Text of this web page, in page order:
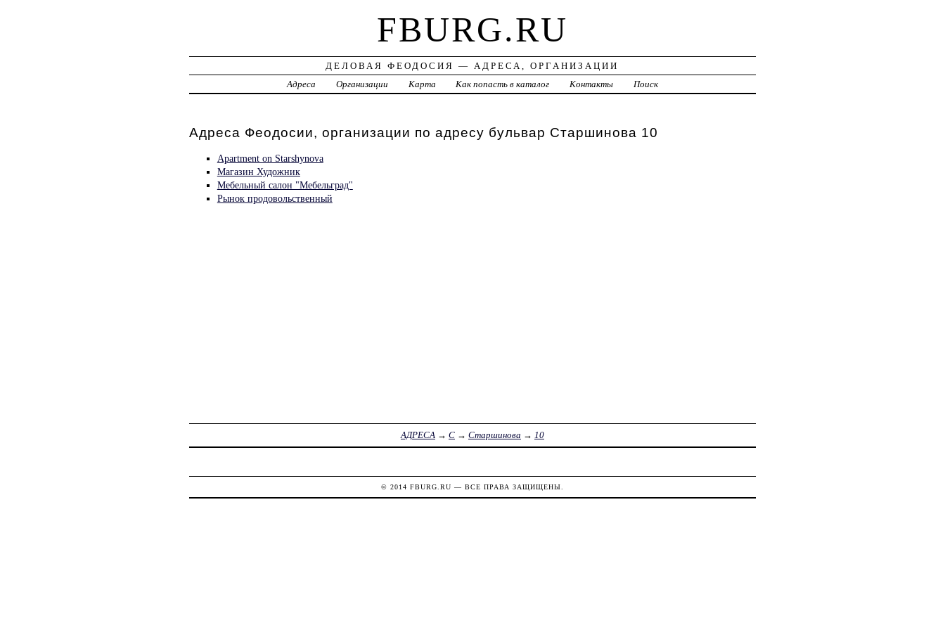
FBURG.RU
ДЕЛОВАЯ ФЕОДОСИЯ — АДРЕСА, ОРГАНИЗАЦИИ
Адреса
Организации Карта Как попасть в каталог Контакты Поиск
Адреса Феодосии, организации по адресу бульвар Старшинова 10
Apartment on Starshynova
Магазин Художник
Мебельный салон "Мебельград"
Рынок продовольственный
АДРЕСА→ С→ Старшинова → 10
© 2014 FBURG.RU — ВСЕ ПРАВА ЗАЩИЩЕНЫ.